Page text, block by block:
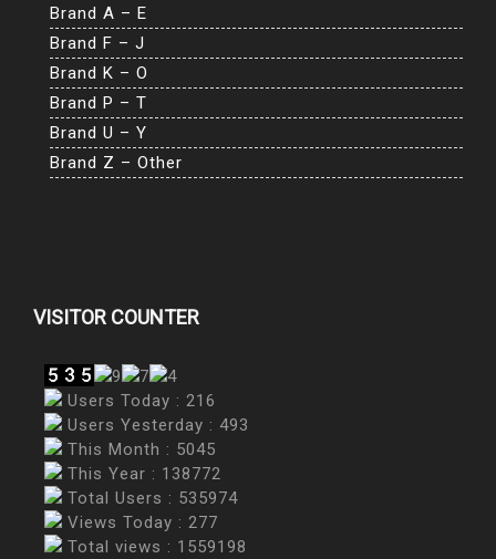
Brand A – E
Brand F – J
Brand K – O
Brand P – T
Brand U – Y
Brand Z – Other
VISITOR COUNTER
Users Today : 216
Users Yesterday : 493
This Month : 5045
This Year : 138772
Total Users : 535974
Views Today : 277
Total views : 1559198